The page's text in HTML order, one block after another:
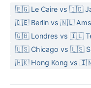
🇪🇬 Le Caire vs 🇮🇩
🇩🇪 Berlin vs 🇳🇱
🇬🇧 Londres vs 🇮🇱
🇺🇸 Chicago vs 🇺🇸
🇭🇰 Hong Kong vs